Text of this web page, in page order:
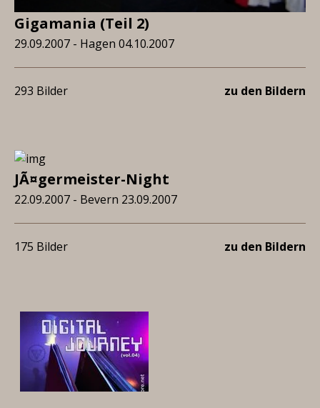
Gigamania (Teil 2)
29.09.2007 - Hagen 04.10.2007
293 Bilder zu den Bildern
JÃ¤germeister-Night
22.09.2007 - Bevern 23.09.2007
175 Bilder zu den Bildern